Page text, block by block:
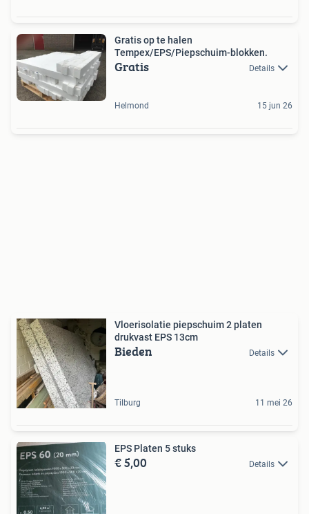
Gratis op te halen
Tempex/EPS/Piepschuim-blokken.
Gratis Details
Helmond 15 jun 26
Vloerisolatie piepschuim 2 platen
drukvast EPS 13cm
Bieden Details
Tilburg 11 mei 26
EPS Platen 5 stuks
€ 5,00 Details